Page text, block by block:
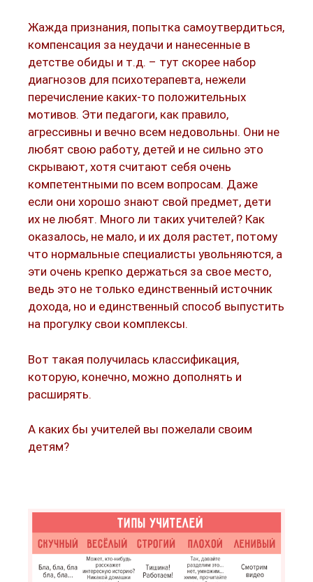
Жажда признания, попытка самоутвердиться,
компенсация за неудачи и нанесенные в
детстве обиды и т.д. – тут скорее набор
диагнозов для психотерапевта, нежели
перечисление каких-то положительных
мотивов. Эти педагоги, как правило,
агрессивны и вечно всем недовольны. Они не
любят свою работу, детей и не сильно это
скрывают, хотя считают себя очень
компетентными по всем вопросам. Даже
если они хорошо знают свой предмет, дети
их не любят. Много ли таких учителей? Как
оказалось, не мало, и их доля растет, потому
что нормальные специалисты увольняются, а
эти очень крепко держаться за свое место,
ведь это не только единственный источник
дохода, но и единственный способ выпустить
на прогулку свои комплексы.
Вот такая получилась классификация,
которую, конечно, можно дополнять и
расширять.
А каких бы учителей вы пожелали своим
детям?